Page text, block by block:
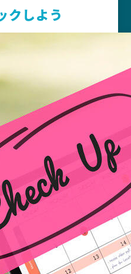
クしよう